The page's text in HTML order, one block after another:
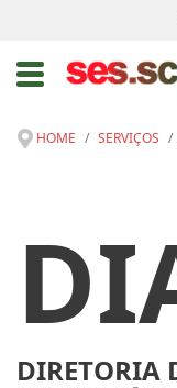
HOME SERVIÇOS
DIRETORIA